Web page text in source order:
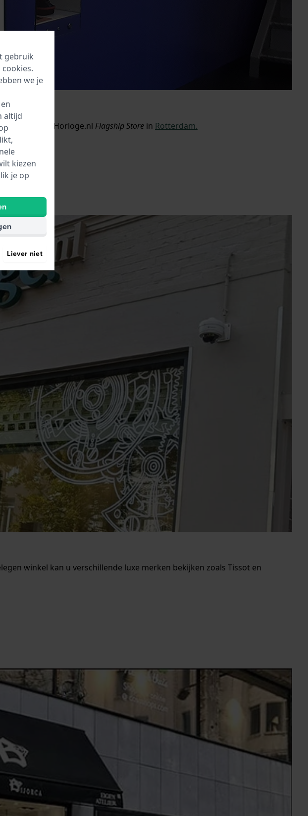
dan de Horloge.nl Flagship Store in Rotterdam.
winkel kan u verschillende luxe merken bekijken zoals Tissot en
gebruik
cookies.
we je
altijd
kiezen
je op
Liever niet